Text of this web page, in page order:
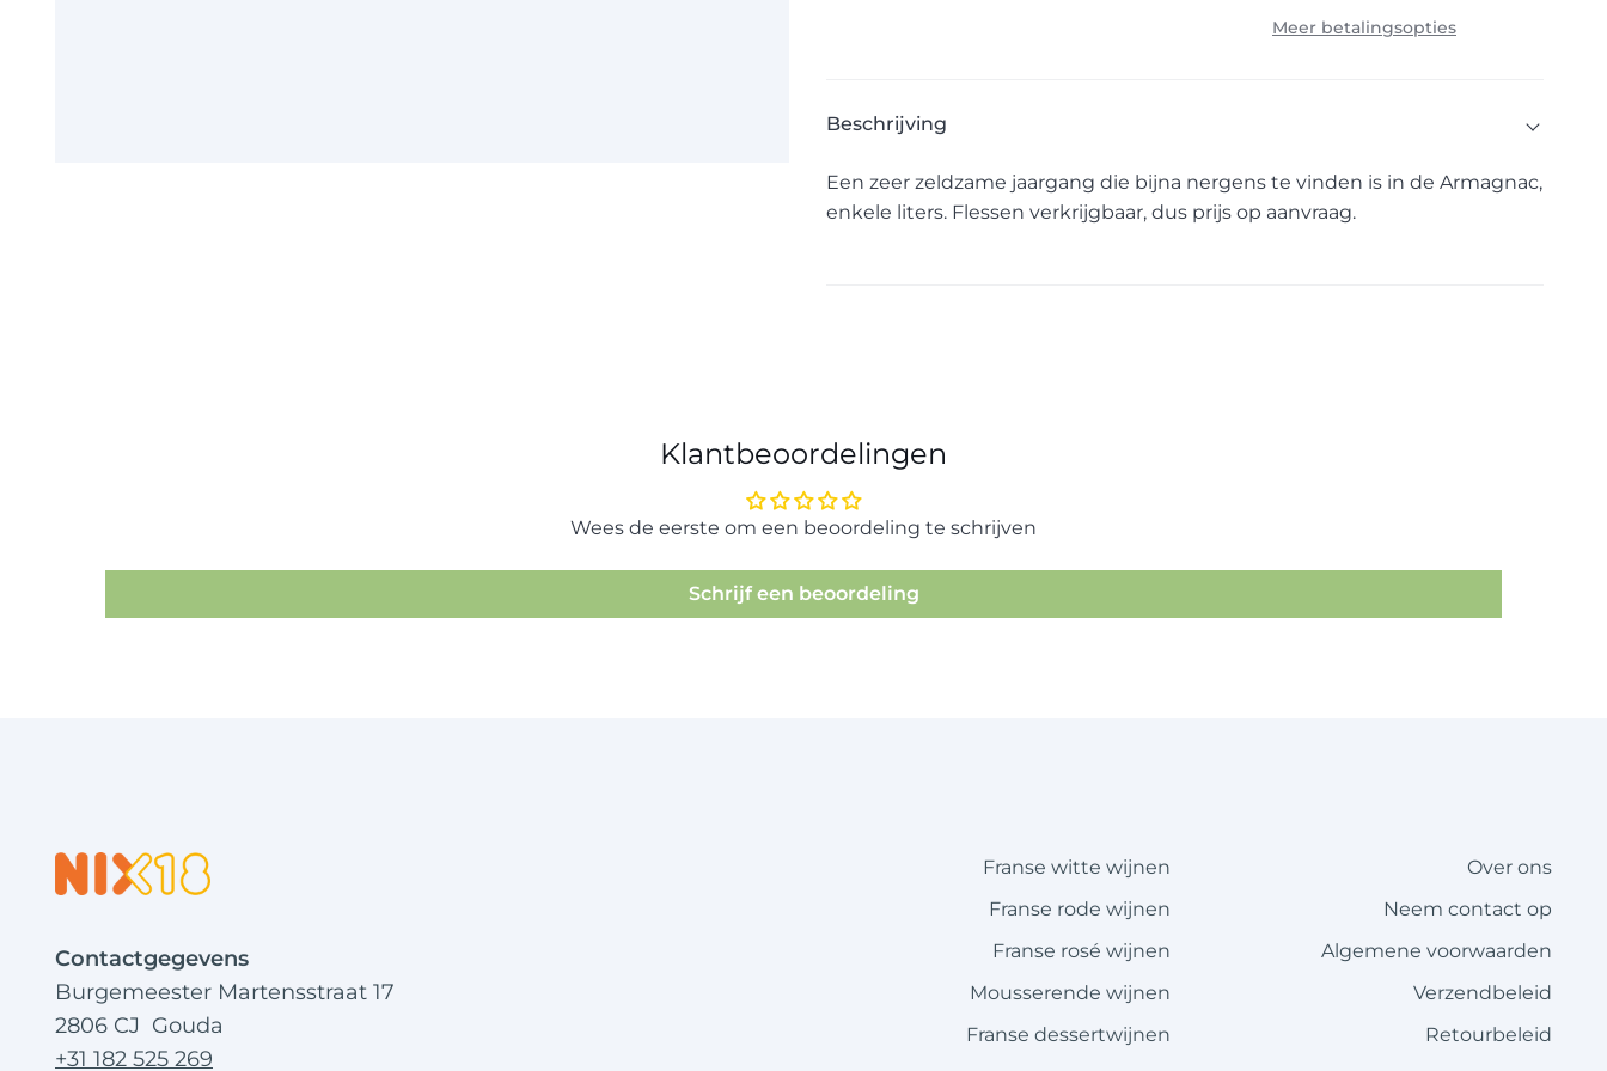
Meer betalingsopties
Beschrijving
Een zeer zeldzame jaargang die bijna nergens te vinden is in de Armagnac,
enkele liters. Flessen verkrijgbaar, dus prijs op aanvraag.
Klantbeoordelingen
Wees de eerste om een beoordeling te schrijven
Schrijf een beoordeling
Contactgegevens
Burgemeester Martensstraat 17
2806 CJ Gouda
+31 182 525 269
Franse witte wijnen
Franse rode wijnen
Franse rosé wijnen
Mousserende wijnen
Franse dessertwijnen
Over ons
Neem contact op
Algemene voorwaarden
Verzendbeleid
Retourbeleid